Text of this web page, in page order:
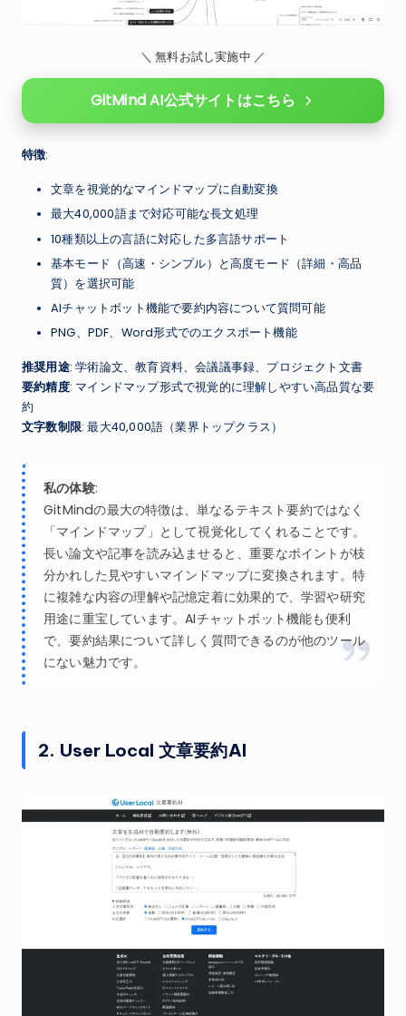
＼ 無料お試し実施中 ／
GitMind AI公式サイトはこちら
特徴:
文章を視覚的なマインドマップに自動変換
最大40,000語まで対応可能な長文処理
10種類以上の言語に対応した多言語サポート
基本モード（高速・シンプル）と高度モード（詳細・高品
質）を選択可能
AIチャットボット機能で要約内容について質問可能
PNG、PDF、Word形式でのエクスポート機能
推奨用途: 学術論文、教育資料、会議議事録、プロジェクト文書
要約精度: マインドマップ形式で視覚的に理解しやすい高品質な要
約
文字数制限: 最大40,000語（業界トップクラス）
私の体験:
GitMindの最大の特徴は、単なるテキスト要約ではなく
「マインドマップ」として視覚化してくれることです。
長い論文や記事を読み込ませると、重要なポイントが枝
分かれした見やすいマインドマップに変換されます。特
に複雑な内容の理解や記憶定着に効果的で、学習や研究
用途に重宝しています。AIチャットボット機能も便利
で、要約結果について詳しく質問できるのが他のツール
にない魅力です。
2. User Local 文章要約AI